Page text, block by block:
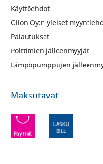
Käyttöehdot
Oilon Oy:n yleiset
Palautukset
Polttimien jälleenmyyjät
Lämpöpumppujen
Maksutavat